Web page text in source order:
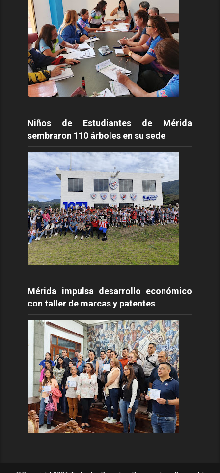
Niños de Estudiantes de Mérida
sembraron 110 árboles en su sede
Mérida impulsa desarrollo económico
con taller de marcas y patentes